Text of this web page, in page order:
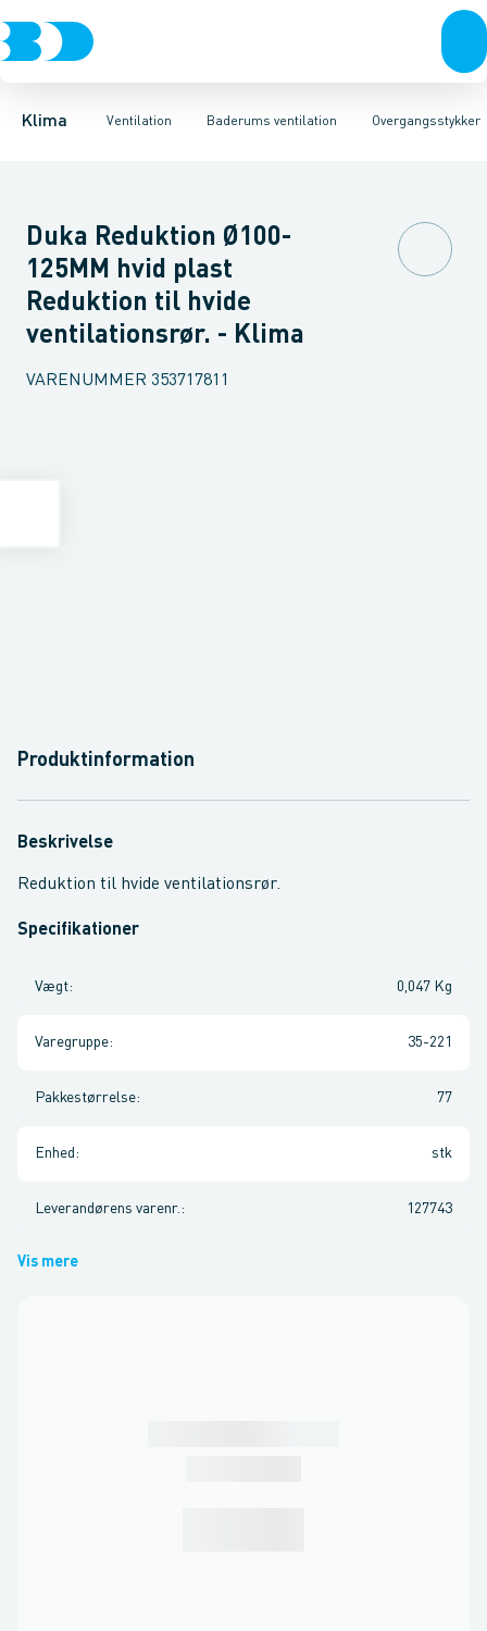
Klima Ventilation
Ventilation VarmepumperElKlimaværktøjBiokedler &
Baderums ventilation
Fittings RørSlangerSpjældLyddæmpereVentilerRiste
Overgangsstykker
VentilatorerRør & GennemføringerFlexslange
Duka Reduktion Ø100-
125MM hvid plast
Reduktion til hvide
ventilationsrør. - Klima
VARENUMMER 353717811
Produktinformation
Beskrivelse
Reduktion til hvide ventilationsrør.
Specifikationer
Vægt: 0,047 Kg
Varegruppe: 35-221
Pakkestørrelse: 77
Enhed : stk
Leverandørens varenr. : 127743
Vis mere